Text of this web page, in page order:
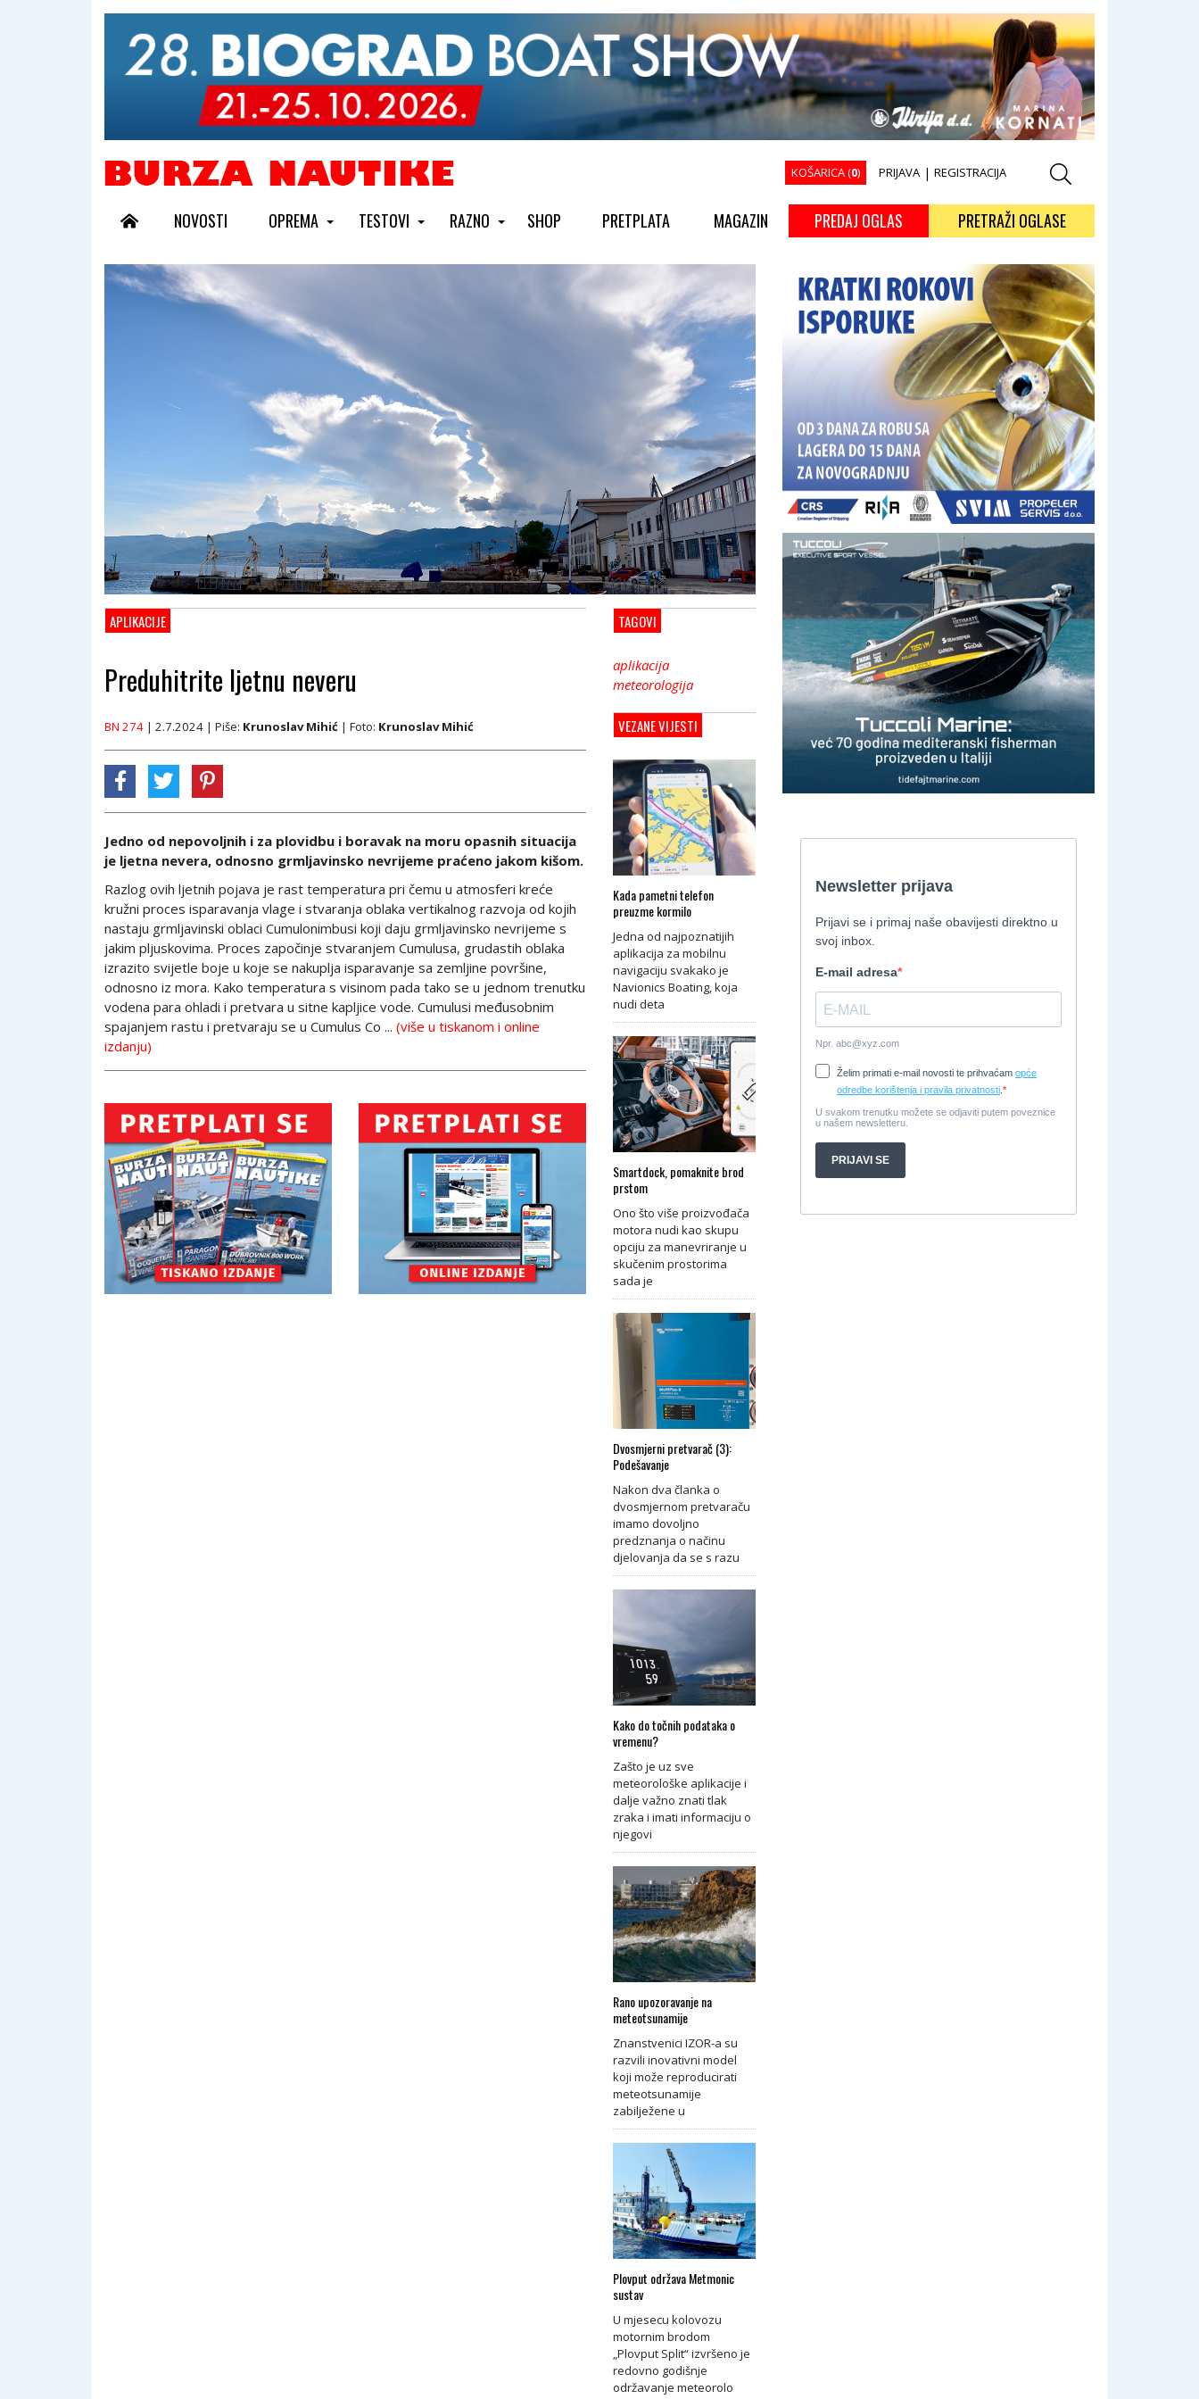
KOŠARICA (0) PRIJAVA | REGISTRACIJA
NOVOSTI OPREMA TESTOVI RAZNO SHOP PRETPLATA MAGAZIN PREDAJ OGLAS PRETRAŽI OGLASE
APLIKACIJE
Preduhitrite ljetnu neveru
BN 274 | 2.7.2024 | Piše: Krunoslav Mihić | Foto: Krunoslav Mihić
Jedno od nepovoljnih i za plovidbu i boravak na moru opasnih situacija
je ljetna nevera, odnosno grmljavinsko nevrijeme praćeno jakom kišom.
Razlog ovih ljetnih pojava je rast temperatura pri čemu u atmosferi kreće
kružni proces isparavanja vlage i stvaranja oblaka vertikalnog razvoja od kojih
nastaju grmljavinski oblaci Cumulonimbusi koji daju grmljavinsko nevrijeme s
jakim pljuskovima. Proces započinje stvaranjem Cumulusa, grudastih oblaka
izrazito svijetle boje u koje se nakuplja isparavanje sa zemljine površine,
odnosno iz mora. Kako temperatura s visinom pada tako se u jednom trenutku
vodena para ohladi i pretvara u sitne kapljice vode. Cumulusi međusobnim
spajanjem rastu i pretvaraju se u Cumulus Co ... (više u tiskanom i online
izdanju)
TAGOVI
aplikacija
meteorologija
VEZANE VIJESTI
Kada pametni telefon
preuzme kormilo
Jedna od najpoznatijih
aplikacija za mobilnu
navigaciju svakako je
Navionics Boating, koja
nudi deta
Smartdock, pomaknite brod
prstom
Ono što više proizvođača
motora nudi kao skupu
opciju za manevriranje u
skučenim prostorima
sada je
Dvosmjerni pretvarač (3):
Podešavanje
Nakon dva članka o
dvosmjernom pretvaraču
imamo dovoljno
predznanja o načinu
djelovanja da se s razu
Kako do točnih podataka o
vremenu?
Zašto je uz sve
meteorološke aplikacije i
dalje važno znati tlak
zraka i imati informaciju o
njegovi
Rano upozoravanje na
meteotsunamije
Znanstvenici IZOR-a su
razvili inovativni model
koji može reproducirati
meteotsunamije
zabilježene u
Plovput održava Metmonic
sustav
U mjesecu kolovozu
motornim brodom
„Plovput Split“ izvršeno je
redovno godišnje
održavanje meteorolo